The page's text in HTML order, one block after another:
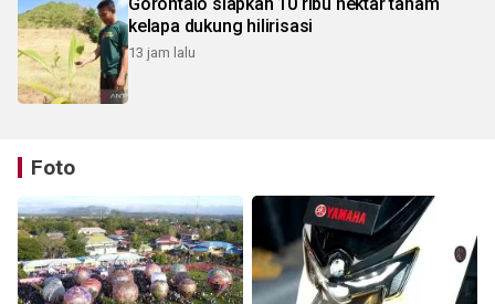
kelapa dukung hilirisasi
13 jam lalu
Foto